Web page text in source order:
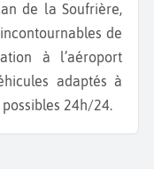
de la Soufrière,
de
à l’aéroport
adaptés à
24h/24.